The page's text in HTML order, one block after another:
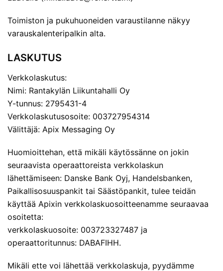
Toimiston ja pukuhuoneiden varaustilanne näkyy
varauskalenteripalkin alta.
LASKUTUS
Verkkolaskutus:
Nimi: Rantakylän Liikuntahalli Oy
Y-tunnus: 2795431-4
Verkkolaskutusosoite: 003727954314
Välittäjä: Apix Messaging Oy
Huomioittehan, että mikäli käytössänne on jokin
seuraavista operaattoreista verkkolaskun
lähettämiseen: Danske Bank Oyj, Handelsbanken,
Paikallisosuuspankit tai Säästöpankit, tulee teidän
käyttää Apixin verkkolaskuosoitteenamme seuraavaa
osoitetta:
verkkolaskuosoite: 003723327487 ja
operaattoritunnus: DABAFIHH.
Mikäli ette voi lähettää verkkolaskuja, pyydämme